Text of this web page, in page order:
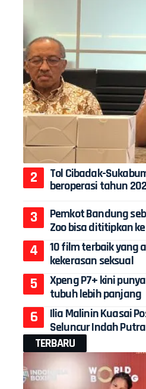
Tol Cibadak-
beroperasi tahun
Pemkot Bandung
Zoo bisa dititipkan
10 film terbaik yang
kekerasan seksual
Xpeng P7+ kini
tubuh lebih panjang
Ilia Malinin Kuasai
Seluncur Indah
TERBARU